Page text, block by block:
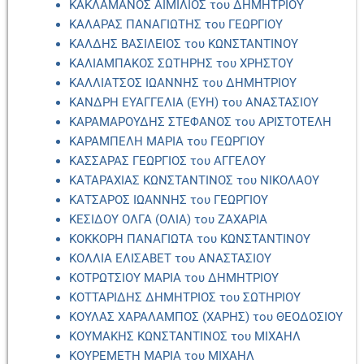
ΚΑΚΛΑΜΑΝΟΣ ΑΙΜΙΛΙΟΣ του ΔΗΜΗΤΡΙΟΥ
ΚΑΛΑΡΑΣ ΠΑΝΑΓΙΩΤΗΣ του ΓΕΩΡΓΙΟΥ
ΚΑΛΔΗΣ ΒΑΣΙΛΕΙΟΣ του ΚΩΝΣΤΑΝΤΙΝΟΥ
ΚΑΛΙΑΜΠΑΚΟΣ ΣΩΤΗΡΗΣ του ΧΡΗΣΤΟΥ
ΚΑΛΛΙΑΤΣΟΣ ΙΩΑΝΝΗΣ του ΔΗΜΗΤΡΙΟΥ
ΚΑΝΔΡΗ ΕΥΑΓΓΕΛΙΑ (ΕΥΗ) του ΑΝΑΣΤΑΣΙΟΥ
ΚΑΡΑΜΑΡΟΥΔΗΣ ΣΤΕΦΑΝΟΣ του ΑΡΙΣΤΟΤΕΛΗ
ΚΑΡΑΜΠΕΛΗ ΜΑΡΙΑ του ΓΕΩΡΓΙΟΥ
ΚΑΣΣΑΡΑΣ ΓΕΩΡΓΙΟΣ του ΑΓΓΕΛΟΥ
ΚΑΤΑΡΑΧΙΑΣ ΚΩΝΣΤΑΝΤΙΝΟΣ του ΝΙΚΟΛΑΟΥ
ΚΑΤΣΑΡΟΣ ΙΩΑΝΝΗΣ του ΓΕΩΡΓΙΟΥ
ΚΕΣΙΔΟΥ ΟΛΓΑ (ΟΛΙΑ) του ΖΑΧΑΡΙΑ
ΚΟΚΚΟΡΗ ΠΑΝΑΓΙΩΤΑ του ΚΩΝΣΤΑΝΤΙΝΟΥ
ΚΟΛΛΙΑ ΕΛΙΣΑΒΕΤ του ΑΝΑΣΤΑΣΙΟΥ
ΚΟΤΡΩΤΣΙΟΥ ΜΑΡΙΑ του ΔΗΜΗΤΡΙΟΥ
ΚΟΤΤΑΡΙΔΗΣ ΔΗΜΗΤΡΙΟΣ του ΣΩΤΗΡΙΟΥ
ΚΟΥΛΑΣ ΧΑΡΑΛΑΜΠΟΣ (ΧΑΡΗΣ) του ΘΕΟΔΟΣΙΟΥ
ΚΟΥΜΑΚΗΣ ΚΩΝΣΤΑΝΤΙΝΟΣ του ΜΙΧΑΗΛ
ΚΟΥΡΕΜΕΤΗ ΜΑΡΙΑ του ΜΙΧΑΗΛ